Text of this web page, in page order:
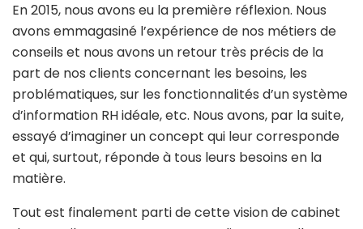
En 2015, nous avons eu la première réflexion. Nous
avons emmagasiné l’expérience de nos métiers de
conseils et nous avons un retour très précis de la
part de nos clients concernant les besoins, les
problématiques, sur les fonctionnalités d’un système
d’information RH idéale, etc. Nous avons, par la suite,
essayé d’imaginer un concept qui leur corresponde
et qui, surtout, réponde à tous leurs besoins en la
matière.
Tout est finalement parti de cette vision de cabinet